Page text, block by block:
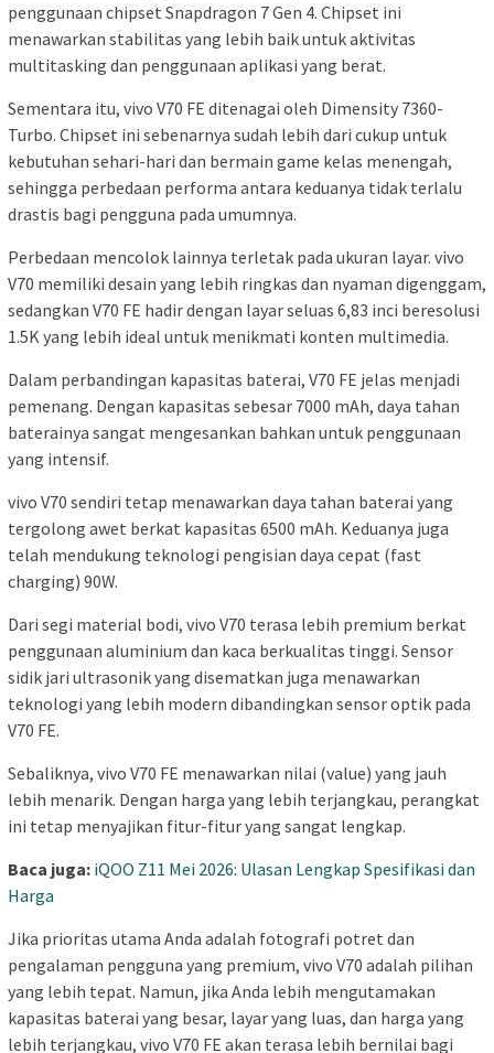
penggunaan chipset Snapdragon 7 Gen 4. Chipset ini
menawarkan stabilitas yang lebih baik untuk aktivitas
multitasking dan penggunaan aplikasi yang berat.
Sementara itu, vivo V70 FE ditenagai oleh Dimensity 7360-
Turbo. Chipset ini sebenarnya sudah lebih dari cukup untuk
kebutuhan sehari-hari dan bermain game kelas menengah,
sehingga perbedaan performa antara keduanya tidak terlalu
drastis bagi pengguna pada umumnya.
Perbedaan mencolok lainnya terletak pada ukuran layar. vivo
V70 memiliki desain yang lebih ringkas dan nyaman digenggam,
sedangkan V70 FE hadir dengan layar seluas 6,83 inci beresolusi
1.5K yang lebih ideal untuk menikmati konten multimedia.
Dalam perbandingan kapasitas baterai, V70 FE jelas menjadi
pemenang. Dengan kapasitas sebesar 7000 mAh, daya tahan
baterainya sangat mengesankan bahkan untuk penggunaan
yang intensif.
vivo V70 sendiri tetap menawarkan daya tahan baterai yang
tergolong awet berkat kapasitas 6500 mAh. Keduanya juga
telah mendukung teknologi pengisian daya cepat (fast
charging) 90W.
Dari segi material bodi, vivo V70 terasa lebih premium berkat
penggunaan aluminium dan kaca berkualitas tinggi. Sensor
sidik jari ultrasonik yang disematkan juga menawarkan
teknologi yang lebih modern dibandingkan sensor optik pada
V70 FE.
Sebaliknya, vivo V70 FE menawarkan nilai (value) yang jauh
lebih menarik. Dengan harga yang lebih terjangkau, perangkat
ini tetap menyajikan fitur-fitur yang sangat lengkap.
Baca juga: iQOO Z11 Mei 2026: Ulasan Lengkap Spesifikasi dan
Harga
Jika prioritas utama Anda adalah fotografi potret dan
pengalaman pengguna yang premium, vivo V70 adalah pilihan
yang lebih tepat. Namun, jika Anda lebih mengutamakan
kapasitas baterai yang besar, layar yang luas, dan harga yang
lebih terjangkau, vivo V70 FE akan terasa lebih bernilai bagi